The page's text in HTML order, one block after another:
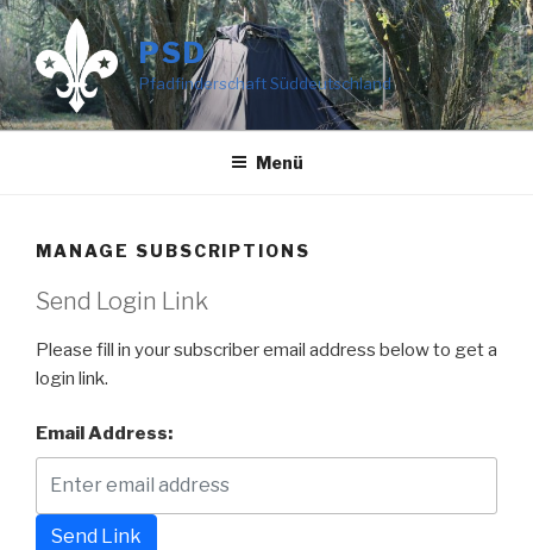
Zum
Inhalt
springen
PSD
Pfadfinderschaft Süddeutschland
Menü
MANAGE SUBSCRIPTIONS
Send Login Link
Please fill in your subscriber email address below to get a
login link.
Email Address:
Send Link